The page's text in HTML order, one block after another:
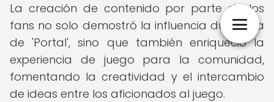
La creación de contenido por parte de los
fans no solo demostró la influencia duradera
de 'Portal', sino que también enriqueció la
experiencia de juego para la comunidad,
fomentando la creatividad y el intercambio
de ideas entre los aficionados al juego.